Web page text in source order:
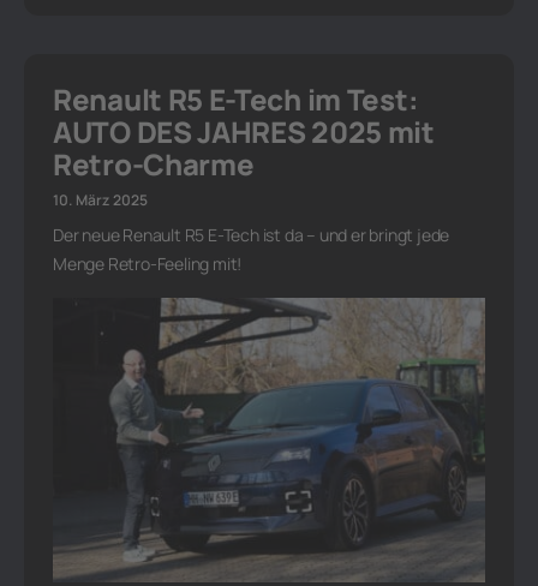
Renault R5 E-Tech im Test:
AUTO DES JAHRES 2025 mit
Retro-Charme
10. März 2025
Der neue Renault R5 E-Tech ist da – und er bringt jede
Menge Retro-Feeling mit!